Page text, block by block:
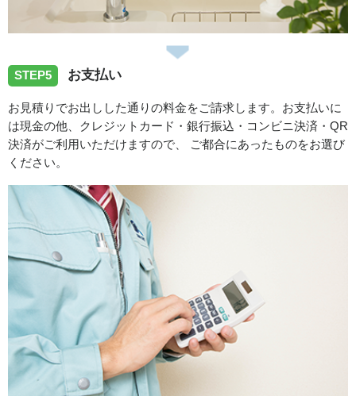
STEP5 お支払い
お見積りでお出しした通りの料金をご請求します。お支払いに
は現金の他、クレジットカード・銀行振込・コンビニ決済・QR
決済がご利用いただけますので、 ご都合にあったものをお選び
ください。